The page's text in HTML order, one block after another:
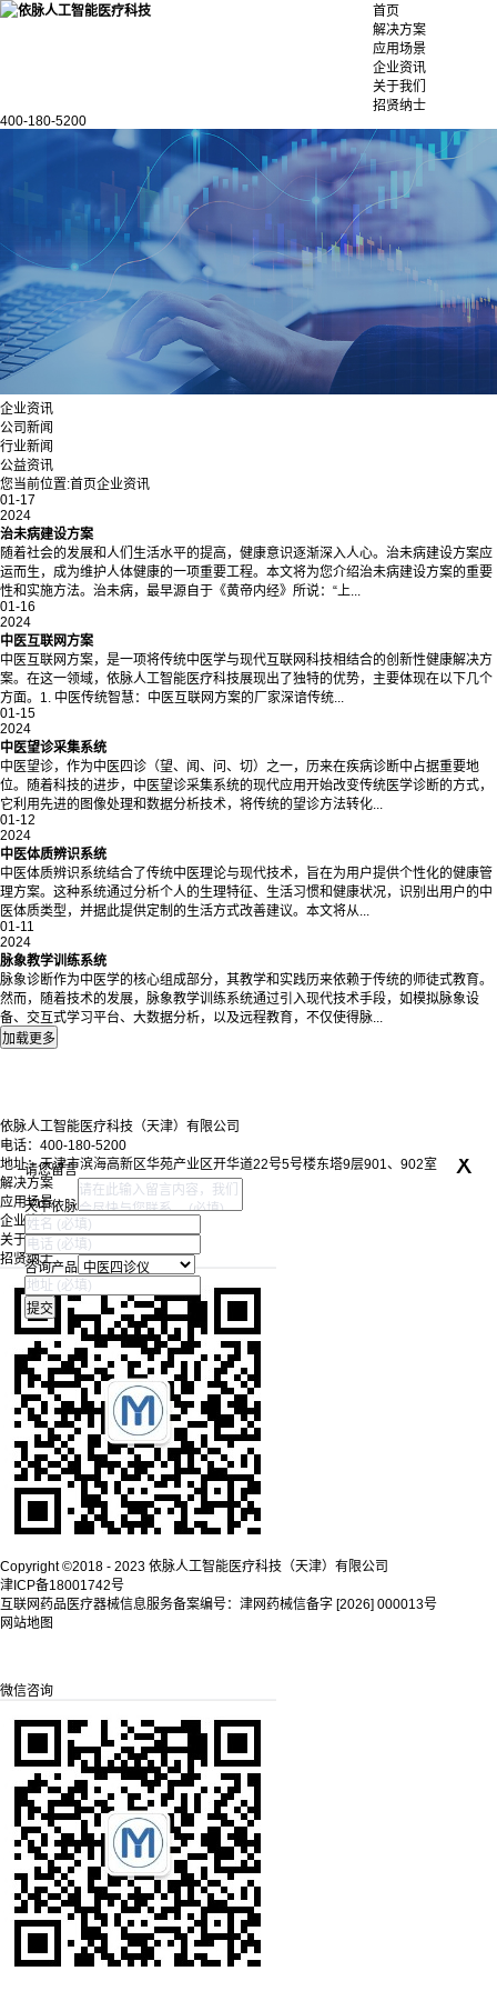
首页
解决方案
应用场景
企业资讯
关于我们
招贤纳士
400-180-5200
企业资讯
公司新闻
行业新闻
公益资讯
您当前位置:首页企业资讯
01-17
2024
治未病建设方案
随着社会的发展和人们生活水平的提高，健康意识逐渐深入人心。治未病建设方案应
运而生，成为维护人体健康的一项重要工程。本文将为您介绍治未病建设方案的重要
性和实施方法。治未病，最早源自于《黄帝内经》所说：“上...
01-16
2024
中医互联网方案
中医互联网方案，是一项将传统中医学与现代互联网科技相结合的创新性健康解决方
案。在这一领域，依脉人工智能医疗科技展现出了独特的优势，主要体现在以下几个
方面。1. 中医传统智慧：中医互联网方案的厂家深谙传统...
01-15
2024
中医望诊采集系统
中医望诊，作为中医四诊（望、闻、问、切）之一，历来在疾病诊断中占据重要地
位。随着科技的进步，中医望诊采集系统的现代应用开始改变传统医学诊断的方式，
它利用先进的图像处理和数据分析技术，将传统的望诊方法转化...
01-12
2024
中医体质辨识系统
中医体质辨识系统结合了传统中医理论与现代技术，旨在为用户提供个性化的健康管
理方案。这种系统通过分析个人的生理特征、生活习惯和健康状况，识别出用户的中
医体质类型，并据此提供定制的生活方式改善建议。本文将从...
01-11
2024
脉象教学训练系统
脉象诊断作为中医学的核心组成部分，其教学和实践历来依赖于传统的师徒式教育。
然而，随着技术的发展，脉象教学训练系统通过引入现代技术手段，如模拟脉象设
备、交互式学习平台、大数据分析，以及远程教育，不仅使得脉...
依脉人工智能医疗科技（天津）有限公司
电话：400-180-5200
地址：天津市滨海高新区华苑产业区开华道22号5号楼东塔9层901、902室
解决方案
应用场景
企业资讯
关于我们
招贤纳士
Copyright ©2018 - 2023 依脉人工智能医疗科技（天津）有限公司
津ICP备18001742号
互联网药品医疗器械信息服务备案编号：津网药械信备字 [2026] 000013号
网站地图
请您留言 x
天中依脉
咨询产品
微信咨询